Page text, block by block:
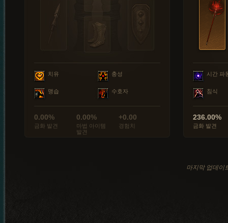
치유 충성
맹습 수호자
0.00%
금화 발견
0.00%
마법 아이템
발견
+0.00
경험치
시간 파
침식
236.00%
금화 발견
마지막 업데이